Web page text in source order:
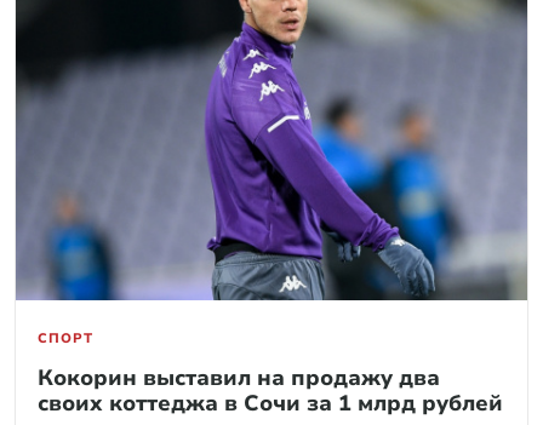
СПОРТ
Кокорин выставил на продажу два
своих коттеджа в Сочи за 1 млрд рублей